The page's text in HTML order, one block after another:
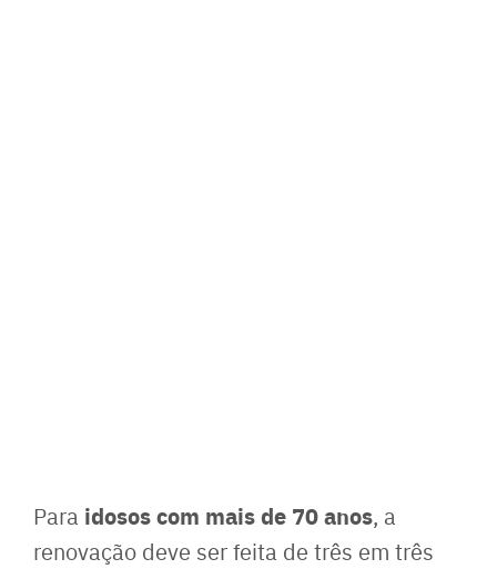
Para idosos com mais de 70 anos, a
renovação deve ser feita de três em três